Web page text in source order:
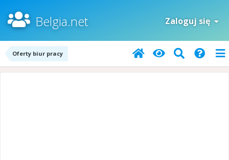
Belgia.net Zaloguj się
Oferty biur pracy